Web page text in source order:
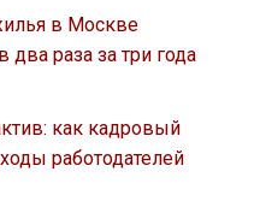
в Москве
раза за три года
как кадровый
работодателей